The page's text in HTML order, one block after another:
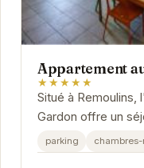
Appartement
★★★★★
Situé à Remoulins,
Gardon offre un
majestueux Pont
parking